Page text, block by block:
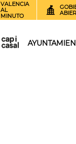
VALENCIA
AL
MINUTO